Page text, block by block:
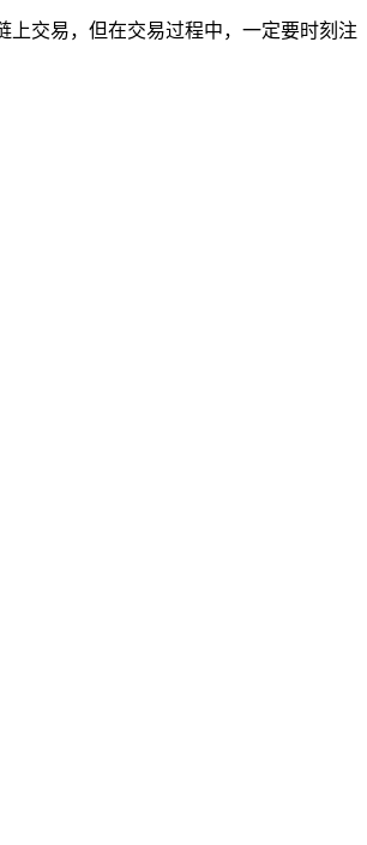
上交易，但在交易过程中，一定要时刻注